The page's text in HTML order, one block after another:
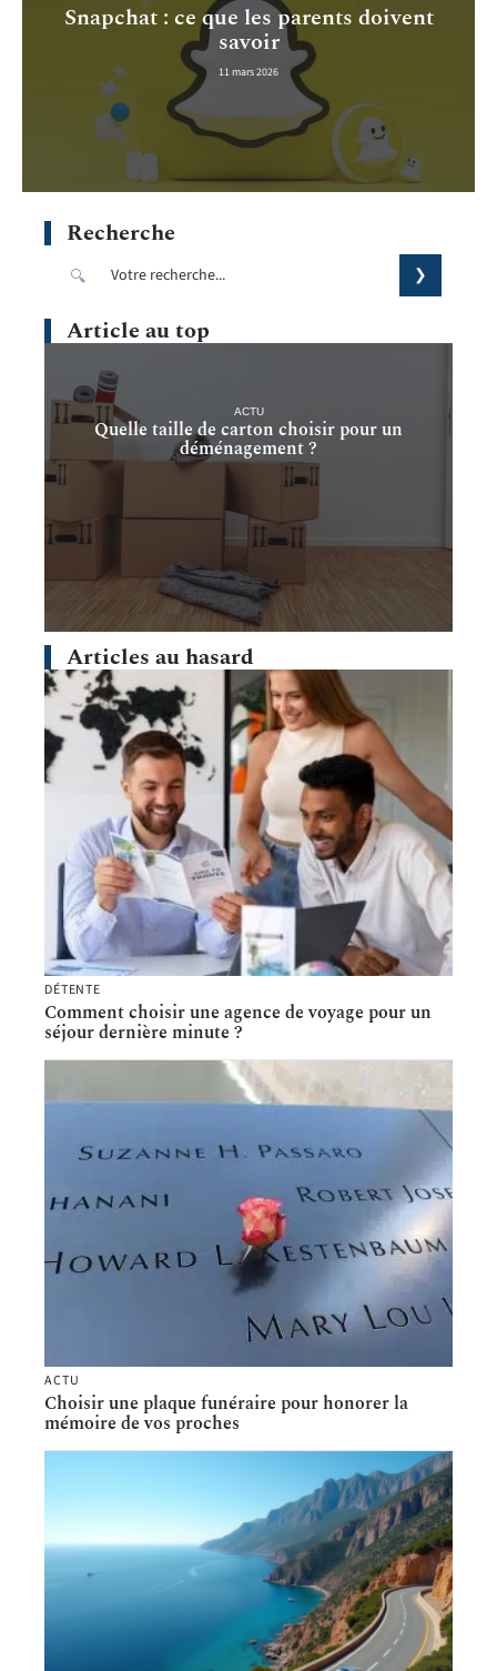
Snapchat : ce que les parents doivent
savoir
11 mars 2026
Recherche
Article au top
ACTU
Quelle taille de carton choisir pour un
déménagement ?
Articles au hasard
DÉTENTE
Comment choisir une agence de voyage pour un
séjour dernière minute ?
ACTU
Choisir une plaque funéraire pour honorer la
mémoire de vos proches